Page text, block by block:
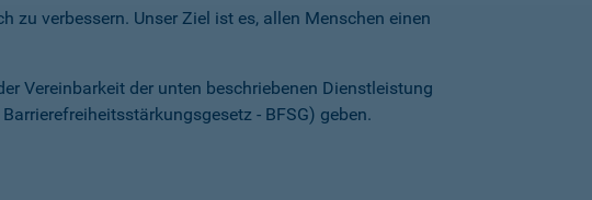
verbessern. Unser Ziel ist es, allen Menschen einen
Vereinbarkeit der unten beschriebenen Dienstleistung
- BFSG) geben.